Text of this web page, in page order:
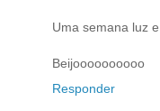
Uma semana luz
Beijoooooooooo
Responder